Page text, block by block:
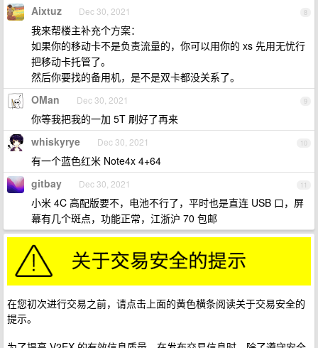
8
Aixtuz Dec 30, 2021
我来帮楼主补充个方案：
如果你的移动卡不是负责流量的，你可以用你的 xs 先用无忧行
把移动卡托管了。
然后你要找的备用机，是不是双卡都没关系了。
9
OMan Dec 30, 2021
你等我把我的一加 5T 刷好了再来
10
whiskyrye Dec 30, 2021
有一个蓝色红米 Note4x 4+64
11
gitbay Dec 30, 2021
小米 4C 高配版要不，电池不行了，平时也是直连 USB 口，屏
幕有几个斑点，功能正常，江浙沪 70 包邮
在您初次进行交易之前，请点击上面的黄色横条阅读关于交易安全的
提示。